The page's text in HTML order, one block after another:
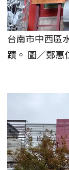
台南市中西區
蹟。 圖／鄭惠